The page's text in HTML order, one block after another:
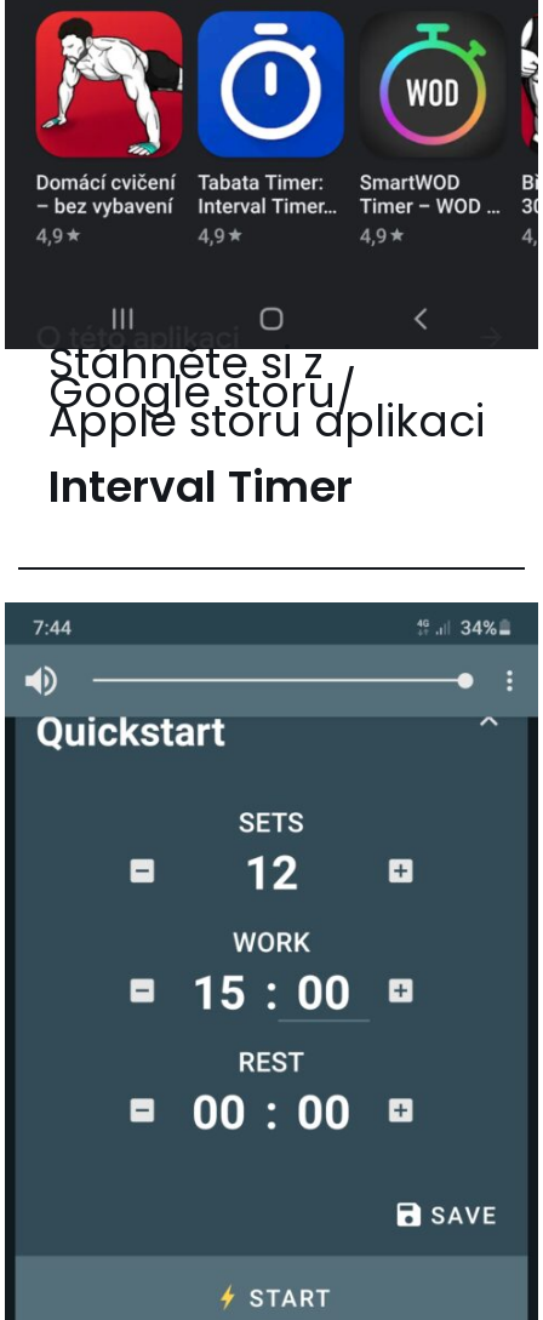
Stáhněte si z
Google storu/
Apple storu aplikaci
Interval Timer